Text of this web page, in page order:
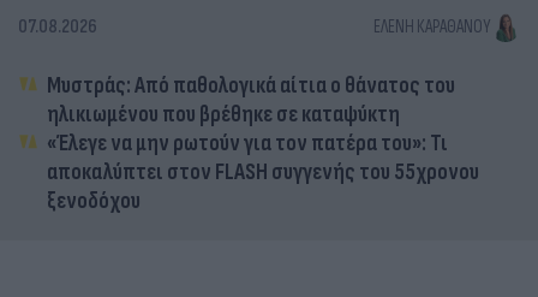
07.08.2026 ΕΛΈΝΗ ΚΑΡΑΘΆΝΟΥ
Μυστράς: Από παθολογικά αίτια ο θάνατος του
ηλικιωμένου που βρέθηκε σε καταψύκτη
«Έλεγε να μην ρωτούν για τον πατέρα του»: Τι
αποκαλύπτει στον FLASH συγγενής του 55χρονου
ξενοδόχου